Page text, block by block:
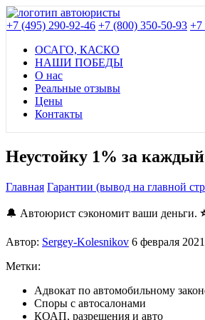
+7 (495) 290-92-46 +7 (800) 350-50-93 +7
ОСАГО, КАСКО
НАШИ ПОБЕДЫ
О нас
Реальные отзывы
Цены
Контакты
Неустойку 1% за
Главная Гарантии (вывод на главной
🔔 Автоюрист сэкономит ваши деньги.
Автор: Sergey-Kolesnikov 6 февраля 2021
Метки:
Адвокат по автомобильному
Споры с автосалонами
КОАП, разрешения и авто